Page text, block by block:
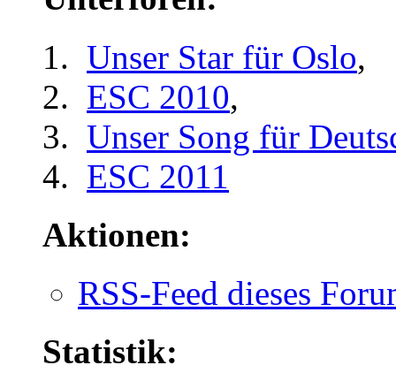
Unser Star für Oslo,
ESC 2010,
Unser Song für
ESC 2011
Aktionen:
RSS-Feed dieses
Statistik: